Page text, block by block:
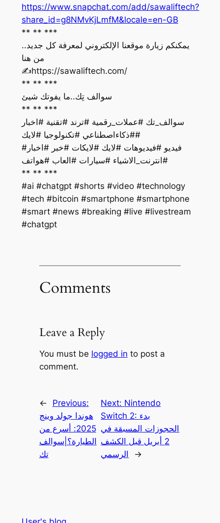
https://www.snapchat.com/add/sawaliftech?
share_id=g8NMvKjLmfM&locale=en-GB
** ** ***
يمكنكم زيارة موقعنا الإلكتروني لمعرفة كل جديد..
من هنا
‏✍️https://sawaliftech.com/
** ** ***
سوالف تِك..ما يفوتك شيئ
** ** ***
سوالف_تك #عملات_رقمية #ترند #تقنية #اخبار
#ذكاءاصطناعي #تكنولوجيا #لايك#
فيديو #فيديوهات #لايك #لايكات #خبر #اخبار#
#انترنت_الاشياء #سيارات #العاب #هواتف
** ** ***
#ai #chatgpt #shorts #video #technology
#tech #bitcoin #smartphone #smartphone
#smart #news #breaking #live #livestream
#chatgpt
Comments
Leave a Reply
You must be logged in to post a
comment.
←
Previous:
هوندا جولد وينج
2025: أسرع من
الطيارة؟|سوالف
تك
Next: Nintendo
Switch 2: بدء
الحجوزات المسبقة في
2 أبريل قبل الكشف
الرسمي
→